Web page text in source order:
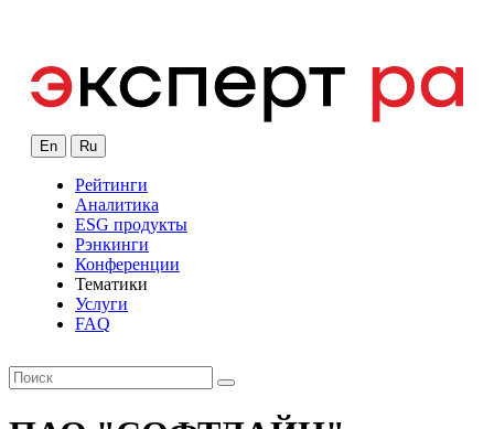
En Ru
Рейтинги
Аналитика
ESG продукты
Рэнкинги
Конференции
Тематики
Услуги
FAQ